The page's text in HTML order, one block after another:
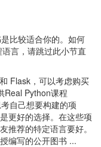
比较适合你的。如何
言，请跳过此小节直
Flask，可以考虑购买
Real Python课程
自己想要构建的项
更好的选择。在这些项
推荐的特定语言要好。
编写的公开图书 ...